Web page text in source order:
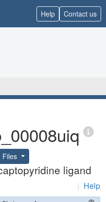
Help Contact us
Files
ligand
| Help